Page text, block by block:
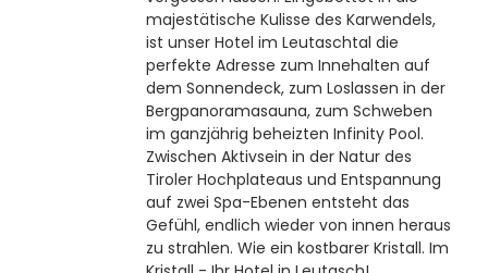
----
majestätische Kulisse des Karwendels,
ist unser Hotel im Leutaschtal die
perfekte Adresse zum Innehalten auf
dem Sonnendeck, zum Loslassen in der
Bergpanoramasauna, zum Schweben
im ganzjährig beheizten Infinity Pool.
Zwischen Aktivsein in der Natur des
Tiroler Hochplateaus und Entspannung
auf zwei Spa-Ebenen entsteht das
Gefühl, endlich wieder von innen heraus
zu strahlen. Wie ein kostbarer Kristall. Im